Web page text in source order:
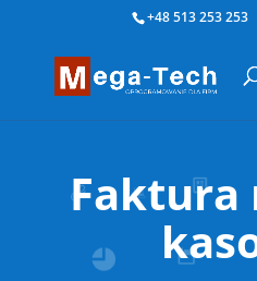
+48 513 253 253
Faktura